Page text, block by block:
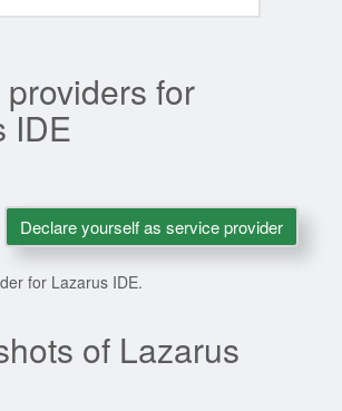
for
IDE
Declare yourself as service provider
for Lazarus IDE.
of Lazarus